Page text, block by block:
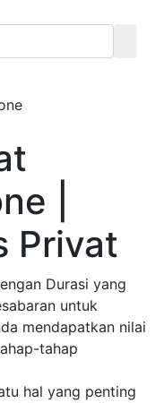
|
Privat
Durasi yang
untuk
mendapatkan nilai
tahap
hal yang penting